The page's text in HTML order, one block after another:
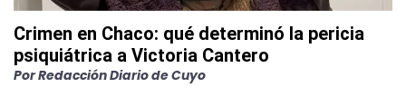
Crimen en Chaco: qué determinó la pericia
psiquiátrica a Victoria Cantero
PorRedacción Diario de Cuyo